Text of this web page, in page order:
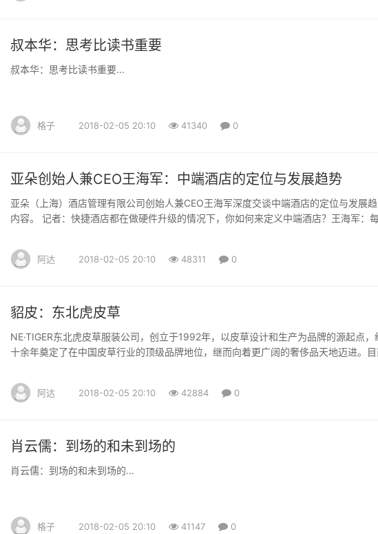
叔本华：思考比读书重要
叔本华：思考比读书重要...
格子 2018-02-05 20:10 41340 0
亚朵创始人兼CEO王海军：中端酒店的定位与发展趋势
亚朵（上海）酒店管理有限公司创始人兼CEO王海军深度交谈中端酒店的定位与发展
内容。 记者：快捷酒店都在做硬件升级的情况下，你如何来定义中端酒店？王海军：
做中端（酒店）。我做快捷酒店是2001年，2012年出来创业，期间已经过了十年了。
得消费者在成长，但是产品真的没有跟上。消费者需要一个符合他的...
阿达 2018-02-05 20:10 48311 0
貂皮：东北虎皮草
NE·TIGER东北虎皮草服装公司，创立于1992年，以皮草设计和生产为品牌的源起点，
十余年奠定了在中国皮草行业的顶级品牌地位，继而向着更广阔的奢侈品天地迈进。目
牌一直以来所秉承的理念：关爱女人的梦想。其时尚创新的风格、奢华高贵的品质一直
中国时装时尚潮流的顶点。1992年，东北虎皮草在多年为国际皮草品...
阿达 2018-02-05 20:10 42884 0
肖云儒：到场的和未到场的
肖云儒：到场的和未到场的...
格子 2018-02-05 20:10 41147 0